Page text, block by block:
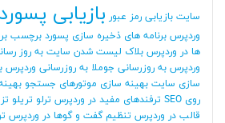
سایت بازیابی رمز عبور بازیابی پسورد
وردپرس برنامه های ذخیره سازی پسورد برچسب
ها در وردپرس بلاک لیست شدن سایت به روز
وردپرس به روزرسانی جوملا به روزرسانی وردپرس
سازی سایت بهینه سازی موتورهای جستجو
روی SEO
ترفندهای مفید در وردپرس ترلو تریلو
قالب در وردپرس تنظیم گفت و گوها در وردپرس